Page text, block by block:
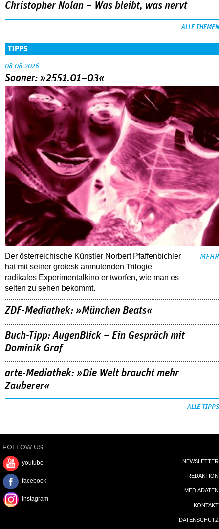
Christopher Nolan – Was bleibt, was nervt
ALLE THEMEN
TIPPS
08.08.2026
Sooner: »2551.01–03«
Der österreichische Künstler Norbert Pfaffenbichler
hat mit seiner grotesk anmutenden Trilogie
radikales Experimentalkino entworfen, wie man es
selten zu sehen bekommt.
MEHR
ZDF-Mediathek: »München Beats«
Buch-Tipp: AugenBlick – Ein Gespräch mit
Dominik Graf
arte-Mediathek: »Die Welt braucht mehr
Zauberer«
ALLE TIPPS
FOLLOW US
youtube
facebook
instagram
NEWSLETTER
REDAKTION
MEDIADATEN
KONTAKT
DATENSCHUTZ